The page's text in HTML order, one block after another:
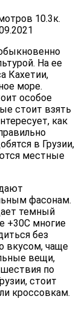
10.3к.
На ее
Кахетии,
море.
особое
стоит взять
как
в Грузии,
местные
фасонам.
темный
+30С многие
без
вкусом, чаще
вещи,
по
стоит
кроссовкам.